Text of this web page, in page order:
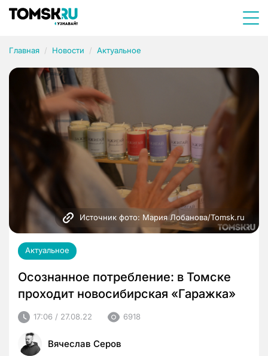
Главная Новости Актуальное
Источник фото: Мария Лобанова/Tomsk.ru
Актуальное
Осознанное потребление: в Томске
проходит новосибирская «Гаражка»
17:06 / 27.08.22 6918
Вячеслав Серов